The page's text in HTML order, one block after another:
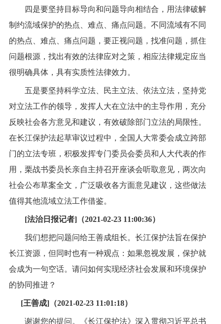
四是要坚持目标导向和问题导向相结合，用法律破解
制约流域保护的热点、难点、痛点问题。不同流域有不同
的热点、难点、痛点问题，要正视问题，找准问题，抓住
问题根源，找出有效的法律应对之策，相应法律规定应当
很明确具体，具有实质性法律效力。
五是要坚持科学立法、民主立法、依法立法，坚持党
对立法工作的领导，发挥人大在立法中的主导作用，充分
反映社会各方意见和建议，有效破除部门立法的局限性。
在长江保护法起草审议过程中，全国人大常委会成立跨部
门的立法专班，积极发挥专门委员会委员和人大代表的作
用，栗战书委员长亲自主持召开座谈会听取意见，两次向
社会公布草案全文，广泛吸收各方面意见建议，这些做法
值得其他流域立法工作借鉴。
[法治日报记者]（2021-02-23 11:00:36）
我们想把问题问给王善成组长。长江保护法旨在保护
长江资源，但同时也有一种观点：如果忽视发展，保护就
会成为一句空话。请问如何实现经济社会发展和环境保护
的协同推进？
[王善成]（2021-02-23 11:01:18）
谢谢您的提问。《长江保护法》深入贯彻习近平总书